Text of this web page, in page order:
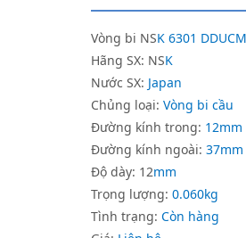
Vòng bi NSK 6301 DDUCM
Hãng SX: NSK
Nước SX: Japan
Chủng loại: Vòng bi cầu
Đường kính trong: 12mm
Đường kính ngoài: 37mm
Độ dày: 12mm
Trọng lượng: 0.060kg
Tình trạng: Còn hàng